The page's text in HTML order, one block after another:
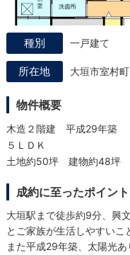
一戸建て
大垣市室村
物件概要
木造２階建 平成29年築
５ＬＤＫ
土地約50坪 建物約48坪
成約に至ったポイント
大垣駅まで徒歩約9分、興
とご家族が生活しやすいこ
また平成29年築、太陽光